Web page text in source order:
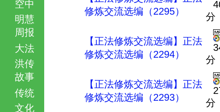
空中
明慧
周报
大法
洪传
故事
传统
文化
修炼交流选编（2295）
分
【正法修炼交流选编】正法
修炼交流选编（2294）
分
【正法修炼交流选编】正法
修炼交流选编（2293）
分